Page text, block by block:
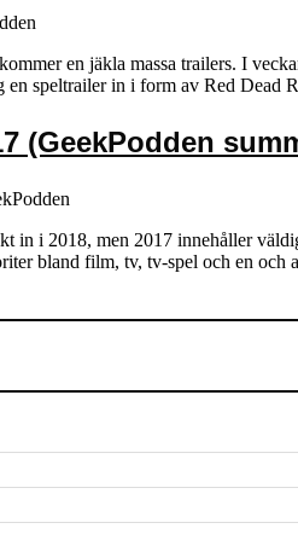
en jäkla massa trailers. I
en speltrailer in i form av Red
(GeekPodden
in i 2018, men 2017 innehåller
bland film, tv, tv-spel och en